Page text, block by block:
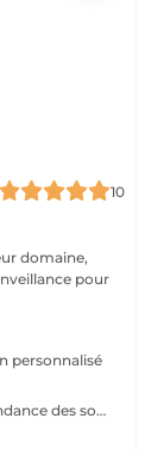
10
domaine,
pour
personnalisé
Laissez-vous surprendre par cette nouvelle tendance des sourcils qui allie densité et naturelle; L'extension de sourcil est réalisé avec du cheveux naturel et une colle transparente pour un résultat dès plus imperceptible. Nous réussissons à remplir les faillent du sourcil afin de remplir et obtenir un contour plus dessiné. Un résultat s'approchant du microblading mais bien entendu sans aucune aiguillé ni douleur.